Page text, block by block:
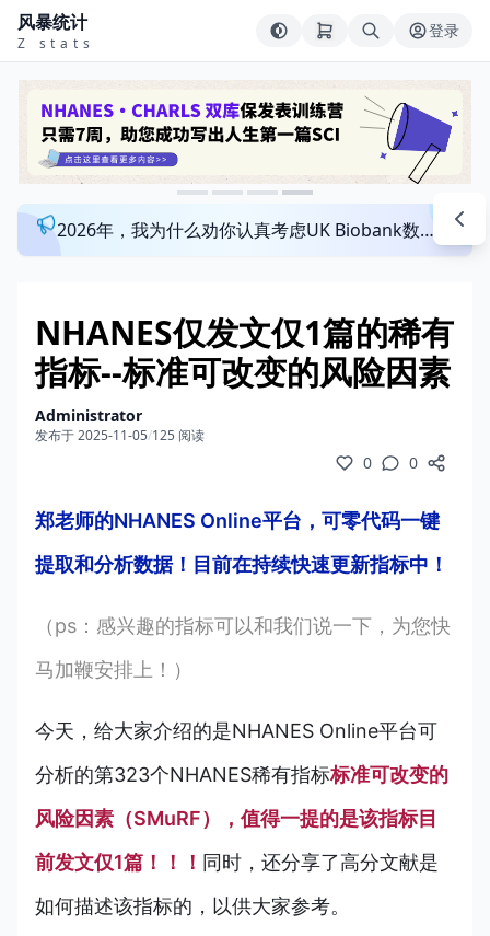
风暴统计
Z stats
登录
2026年，我为什么劝你认真考虑UK Biobank数据库？来看看这个一对一指导发文班
NHANES仅发文仅1篇的稀有
指标--标准可改变的风险因素
Administrator
发布于 2025-11-05/125 阅读
0 0
郑老师的NHANES Online平台，可零代码一键
提取和分析数据！目前在持续快速更新指标中！
（ps：感兴趣的指标可以和我们说一下，为您快
马加鞭安排上！）
今天，给大家介绍的是NHANES Online平台可
分析的第323个NHANES稀有指标标准可改变的
风险因素（SMuRF），值得一提的是该指标目
前发文仅1篇！！！ 同时，还分享了高分文献是
如何描述该指标的，以供大家参考。